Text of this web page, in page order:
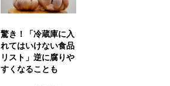
驚き！「冷蔵庫に入
れてはいけない食品
リスト」逆に腐りや
すくなることも